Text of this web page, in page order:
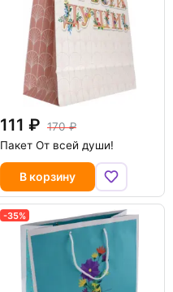
111
170
Пакет От всей души!
В корзину
-35%